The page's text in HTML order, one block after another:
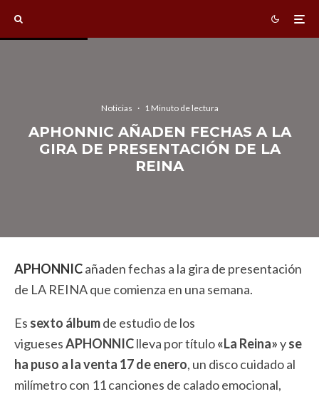
Noticias · 1 Minuto de lectura
APHONNIC AÑADEN FECHAS A LA
GIRA DE PRESENTACIÓN DE LA
REINA
APHONNICañaden fechas a la gira de presentación
de LA REINA que comienza en una semana.
Es sexto álbumde estudio de los
viguesesAPHONNIClleva por título«La Reina»yse
ha puso a la venta 17 de enero, un disco cuidado al
milímetro con 11 canciones de calado emocional,